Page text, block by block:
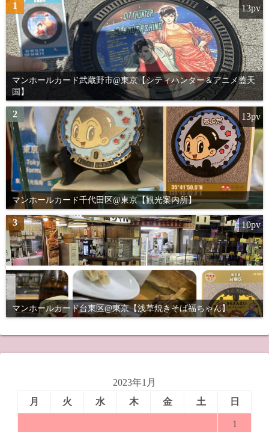
1
マンホールカード武蔵野市@東京【シティハンター＆アニメ蓋天
国】
13pv
2
マンホールカード千代田区@東京【観光案内所】
13pv
3
マンホールカード台東区@東京【浅草焼きそば福ちゃん】
10pv
2023年1月
月
火 水 木 金 土 日
1